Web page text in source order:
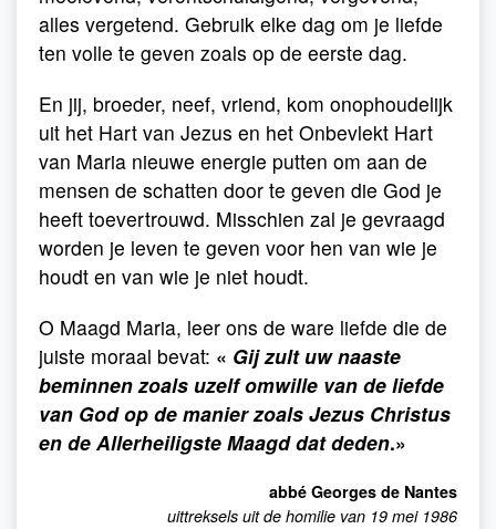
alles vergetend. Gebruik elke dag om je liefde
ten volle te geven zoals op de eerste dag.
En jij, broeder, neef, vriend, kom onophoudelijk
uit het Hart van Jezus en het Onbevlekt Hart
van Maria nieuwe energie putten om aan de
mensen de schatten door te geven die God je
heeft toevertrouwd. Misschien zal je gevraagd
worden je leven te geven voor hen van wie je
houdt en van wie je niet houdt.
O Maagd Maria, leer ons de ware liefde die de
juiste moraal bevat: « Gij zult uw naaste
beminnen zoals uzelf omwille van de liefde
van God op de manier zoals Jezus Christus
en de Allerheiligste Maagd dat deden.»
abbé Georges de Nantes
uittreksels uit de homilie van 19 mei 1986